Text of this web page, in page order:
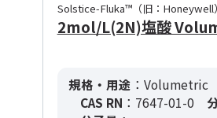
Solstice-Fluka™（旧：Honeywell）
2mol/L(2N)塩酸
規格・用途 ：Volumetric
CAS RN ：7647-01-0